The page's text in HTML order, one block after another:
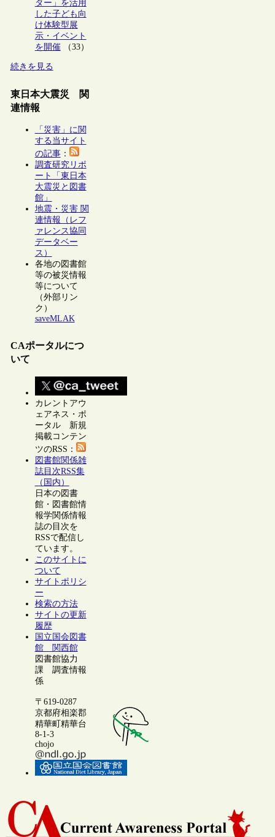
ター」を活用
した子ども向
け体験型展
示・イベント
を開催（33）
続きを見る
東日本大震災 関
連情報
「災害」に関
する当サイト
の記事：
調査研究リポ
ート「東日本
大震災と図書
館」
地震・災害 関
連情報（レフ
ァレンス協同
データベー
ス）
各地の図書館
等の被災情報
等について
（外部リン
ク）
saveMLAK
CAポータルにつ
いて
カレントアウ
ェアネス・ポ
ータル 新規
掲載コンテン
ツのRSS：
図書館関係雑
誌目次RSS集
（国内）
日本の図書
館・図書館情
報学関係情報
誌の目次を
RSSで配信し
ています。
このサイトに
ついて
サイトポリシ
ー
検索の方法
サイトの更新
履歴
国立国会図書
館 関西館
図書館協力
課 調査情報
係
〒619-0287
京都府相楽郡
精華町精華台
8-1-3
chojo